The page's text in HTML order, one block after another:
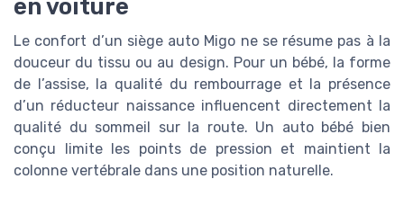
en voiture
Le confort d’un siège auto Migo ne se résume pas à la
douceur du tissu ou au design. Pour un bébé, la forme
de l’assise, la qualité du rembourrage et la présence
d’un réducteur naissance influencent directement la
qualité du sommeil sur la route. Un auto bébé bien
conçu limite les points de pression et maintient la
colonne vertébrale dans une position naturelle.